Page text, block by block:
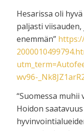
Hesarissa oli
paljasti
enemmän”
wv96-
“Suomessa muhii
Hoidon